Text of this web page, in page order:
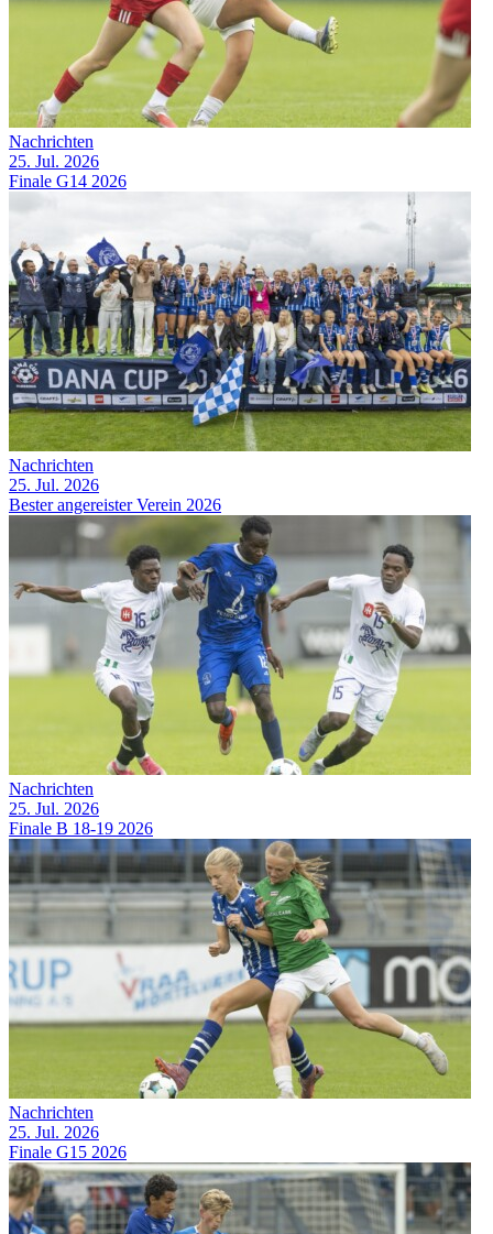
Nachrichten
25. Jul. 2026
Finale G14 2026
Nachrichten
25. Jul. 2026
Bester angereister Verein 2026
Nachrichten
25. Jul. 2026
Finale B 18-19 2026
Nachrichten
25. Jul. 2026
Finale G15 2026